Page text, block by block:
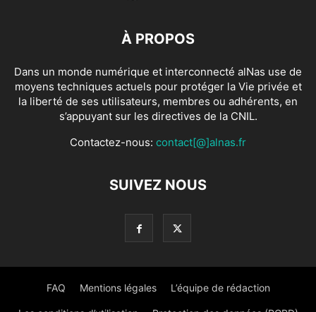
À PROPOS
Dans un monde numérique et interconnecté alNas use de
moyens techniques actuels pour protéger la Vie privée et
la liberté de ses utilisateurs, membres ou adhérents, en
s’appuyant sur les directives de la CNIL.
Contactez-nous: contact[@]alnas.fr
SUIVEZ NOUS
FAQ Mentions légales L’équipe de rédaction